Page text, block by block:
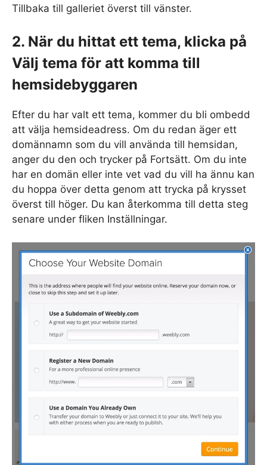
Tillbaka till galleriet överst till vänster.
2. När du hittat ett tema, klicka på
Välj tema för att komma till
hemsidebyggaren
Efter du har valt ett tema, kommer du bli ombedd
att välja hemsideadress. Om du redan äger ett
domännamn som du vill använda till hemsidan,
anger du den och trycker på Fortsätt. Om du inte
har en domän eller inte vet vad du vill ha ännu kan
du hoppa över detta genom att trycka på krysset
överst till höger. Du kan återkomma till detta steg
senare under fliken Inställningar.